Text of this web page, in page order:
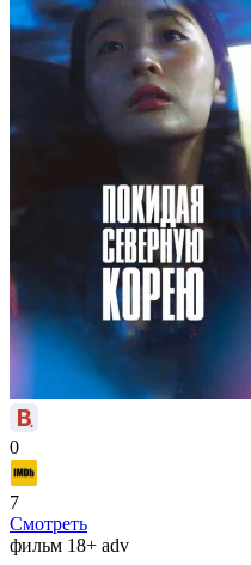
0
7
Смотреть
фильм 18+ adv